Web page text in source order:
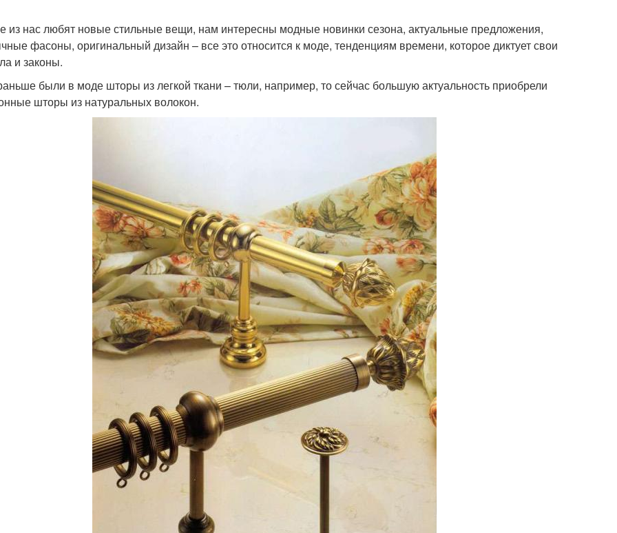
из нас любят новые стильные вещи, нам интересны модные новинки сезона, актуальные предложения,
фасоны, оригинальный дизайн – все это относится к моде, тенденциям времени, которое диктует свои
и законы.
были в моде шторы из легкой ткани – тюли, например, то сейчас большую актуальность приобрели
шторы из натуральных волокон.